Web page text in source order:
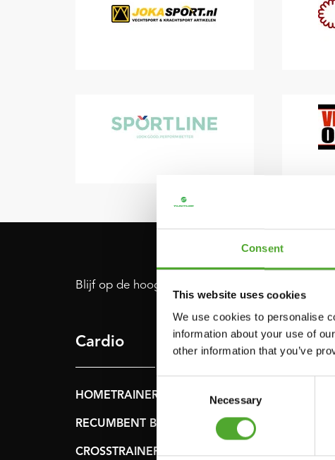
Consent
This website uses cookies
We use cookies to personalise
information about your use of
other information that you’ve
Selection
Necessary
Blijf op de hoogte: schrijf je in voor onze
Cardio
HOMETRAINERS
RECUMBENT BIKES
CROSSTRAINERS
Kracht
POWER TOWERS
BUIK- &
RUGTRAINERS